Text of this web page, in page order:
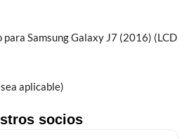
Samsung Galaxy J7 (2016) (LCD
aplicable)
socios